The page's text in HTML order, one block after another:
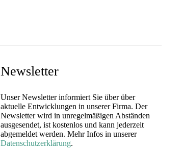
Newsletter
Unser Newsletter informiert Sie über über
aktuelle Entwicklungen in unserer Firma. Der
Newsletter wird in unregelmäßigen Abständen
ausgesendet, ist kostenlos und kann jederzeit
abgemeldet werden. Mehr Infos in unserer
Datenschutzerklärung.